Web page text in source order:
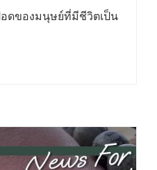
ดของมนุษย์ที่มีชีวิตเป็น